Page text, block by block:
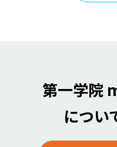
第一学院
につい